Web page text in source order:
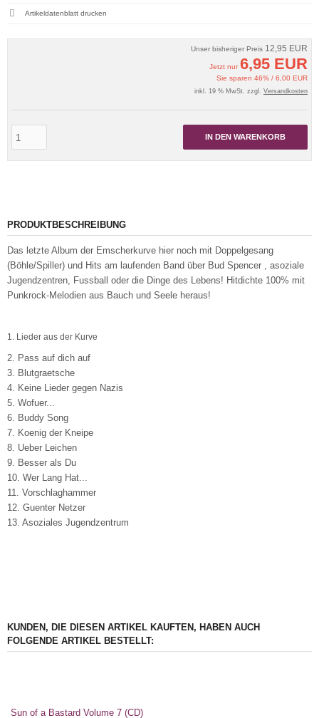
Unser bisheriger Preis 12,95 EUR
Jetzt nur6,95 EUR
Sie sparen 46% / 6,00 EUR
inkl. 19 % MwSt. zzgl. Versandkosten
IN DEN WARENKORB
Artikeldatenblatt drucken
PRODUKTBESCHREIBUNG
Das letzte Album der Emscherkurve hier noch mit Doppelgesang
(Böhle/Spiller) und Hits am laufenden Band über Bud Spencer , asoziale
Jugendzentren, Fussball oder die Dinge des Lebens! Hitdichte 100% mit
Punkrock-Melodien aus Bauch und Seele heraus!
1. Lieder aus der Kurve
2. Pass auf dich auf
3. Blutgraetsche
4. Keine Lieder gegen Nazis
5. Wofuer...
6. Buddy Song
7. Koenig der Kneipe
8. Ueber Leichen
9. Besser als Du
10. Wer Lang Hat...
11. Vorschlaghammer
12. Guenter Netzer
13. Asoziales Jugendzentrum
KUNDEN, DIE DIESEN ARTIKEL KAUFTEN, HABEN AUCH
FOLGENDE ARTIKEL BESTELLT:
Sun of a Bastard Volume 7 (CD)